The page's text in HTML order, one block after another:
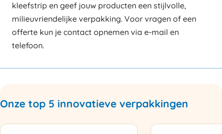
kleefstrip en geef jouw producten een stijlvolle,
milieuvriendelijke verpakking. Voor vragen of een
offerte kun je contact opnemen via e-mail en
telefoon.
Onze top 5 innovatieve verpakkingen